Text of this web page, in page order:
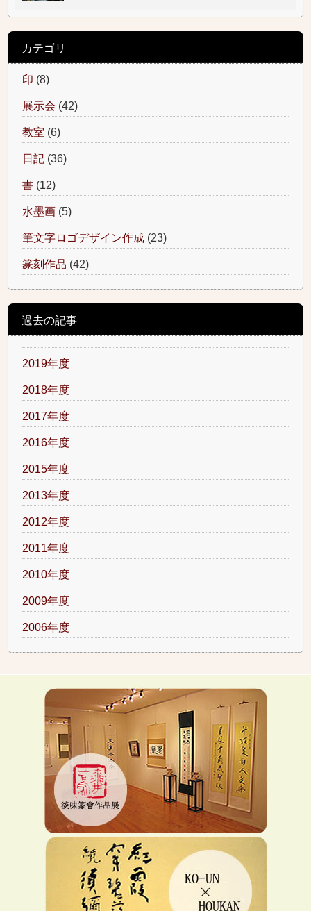
カテゴリ
印 (8)
展示会 (42)
教室 (6)
日記 (36)
書 (12)
水墨画 (5)
筆文字ロゴデザイン作成 (23)
篆刻作品 (42)
過去の記事
2019年度
2018年度
2017年度
2016年度
2015年度
2013年度
2012年度
2011年度
2010年度
2009年度
2006年度